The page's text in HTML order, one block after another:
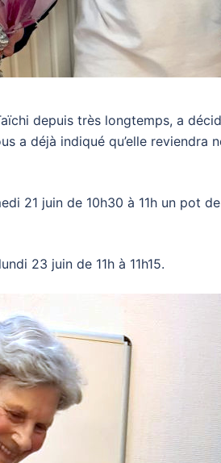
depuis très longtemps, a
a déjà indiqué qu’elle
21 juin de 10h30 à 11h un pot
23 juin de 11h à 11h15.